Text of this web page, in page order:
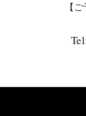
【